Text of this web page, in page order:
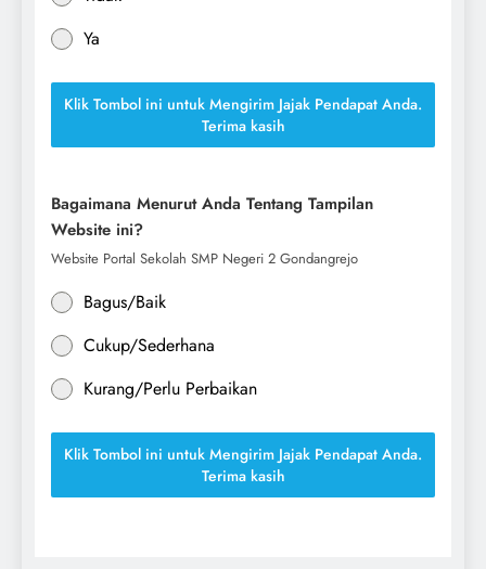
Ya
Klik Tombol ini untuk Mengirim Jajak Pendapat Anda.
Terima kasih
Bagaimana Menurut Anda Tentang Tampilan
Website ini?
Website Portal Sekolah SMP Negeri 2 Gondangrejo
Bagus/Baik
Cukup/Sederhana
Kurang/Perlu Perbaikan
Klik Tombol ini untuk Mengirim Jajak Pendapat Anda.
Terima kasih